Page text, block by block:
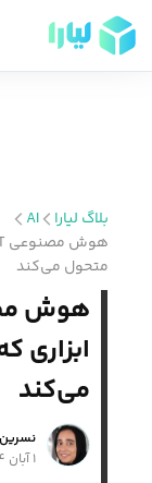
بلاگ لیارا
AI
متحول می‌کند
ابزاری
می‌کند
۱ آبان ۱۴۰۴